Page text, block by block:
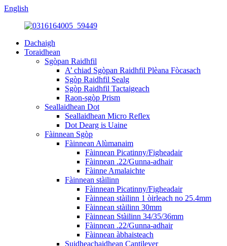
English
Dachaigh
Toraidhean
Sgòpan Raidhfil
A’ chiad Sgòpan Raidhfil Plèana Fòcasach
Sgòp Raidhfil Sealg
Sgòp Raidhfil Tactaigeach
Raon-sgòp Prism
Seallaidhean Dot
Seallaidhean Micro Reflex
Dot Dearg is Uaine
Fàinnean Sgòp
Fàinnean Alùmanaim
Fàinnean Picatinny/Figheadair
Fàinnean .22/Gunna-adhair
Fàinne Amalaichte
Fàinnean stàilinn
Fàinnean Picatinny/Figheadair
Fàinnean stàilinn 1 òirleach no 25.4mm
Fàinnean stàilinn 30mm
Fàinnean Stàilinn 34/35/36mm
Fàinnean .22/Gunna-adhair
Fàinnean àbhaisteach
Suidheachaidhean Cantilever